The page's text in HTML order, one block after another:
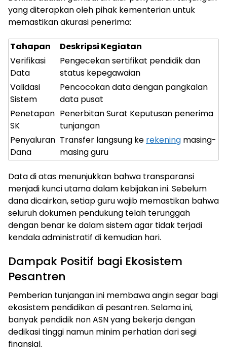
yang diterapkan oleh pihak kementerian untuk
memastikan akurasi penerima:
Tahapan
Deskripsi Kegiatan
Verifikasi
Data
Pengecekan sertifikat pendidik dan
status kepegawaian
Validasi
Sistem
Pencocokan data dengan pangkalan
data pusat
Penetapan
SK
Penerbitan Surat Keputusan penerima
tunjangan
Penyaluran
Dana
Transfer langsung ke rekening masing-
masing guru
Data di atas menunjukkan bahwa transparansi
menjadi kunci utama dalam kebijakan ini. Sebelum
dana dicairkan, setiap guru wajib memastikan bahwa
seluruh dokumen pendukung telah terunggah
dengan benar ke dalam sistem agar tidak terjadi
kendala administratif di kemudian hari.
Dampak Positif bagi Ekosistem
Pesantren
Pemberian tunjangan ini membawa angin segar bagi
ekosistem pendidikan di pesantren. Selama ini,
banyak pendidik non ASN yang bekerja dengan
dedikasi tinggi namun minim perhatian dari segi
finansial.